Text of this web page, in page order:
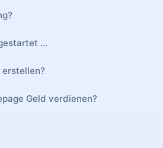
...
erstellen?
Geld verdienen?